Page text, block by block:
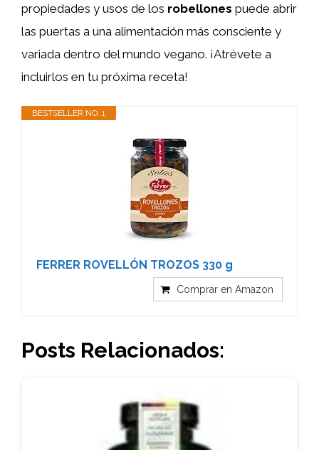
propiedades y usos de los robellones puede abrir
las puertas a una alimentación más consciente y
variada dentro del mundo vegano. ¡Atrévete a
incluirlos en tu próxima receta!
BESTSELLER NO. 1
FERRER ROVELLÓN TROZOS 330 g
Comprar en Amazon
Posts Relacionados: